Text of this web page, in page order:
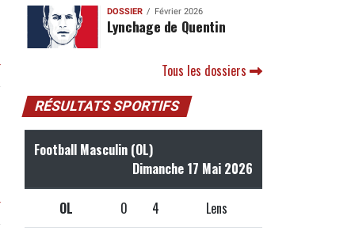
DOSSIER Février 2026
Lynchage de Quentin
Tous les dossiers
RÉSULTATS SPORTIFS
Football Masculin (OL)
Dimanche 17 Mai 2026
OL 0 4 Lens